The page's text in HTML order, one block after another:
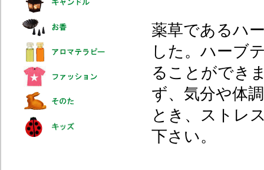
薬草であるハ
した。ハーブ
ることができ
ず、気分や体
とき、ストレ
下さい。